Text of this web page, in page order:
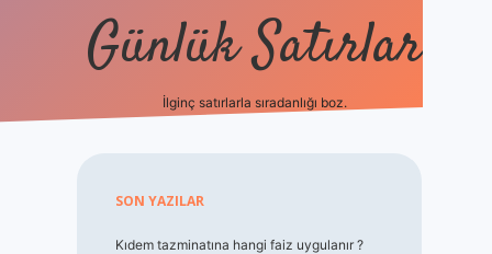
Günlük Satırlar
İlginç satırlarla sıradanlığı boz.
Sidebar
SON YAZILAR
Kıdem tazminatına hangi faiz uygulanır ?